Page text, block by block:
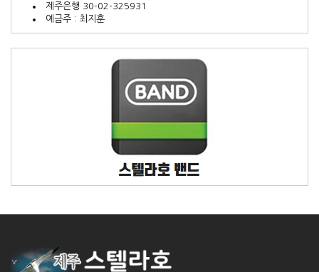
제주은행 30-02-325931
예금주 : 최지훈